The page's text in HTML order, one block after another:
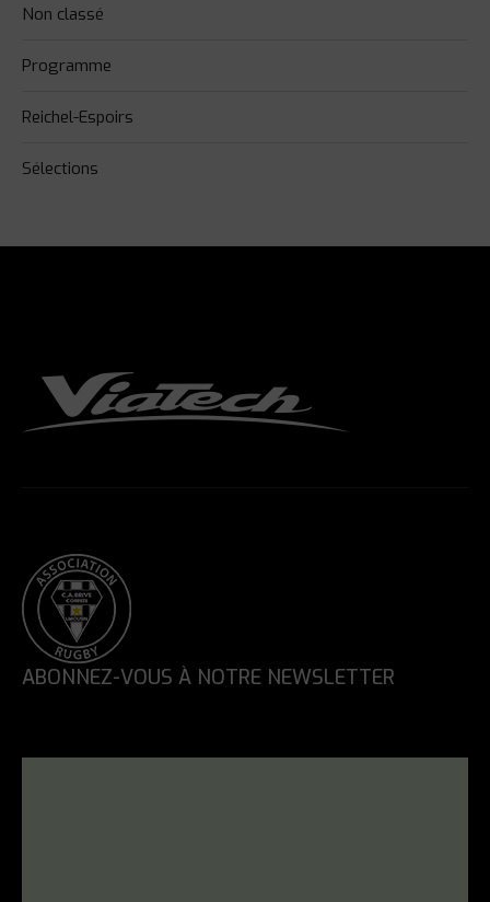
Non classé
Programme
Reichel-Espoirs
Sélections
ABONNEZ-VOUS À NOTRE NEWSLETTER